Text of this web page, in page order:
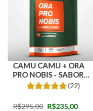
CAMU CAMU + ORA
PRO NOBIS - SABOR
LARANJA
(22)
R$295,00 R$235,00